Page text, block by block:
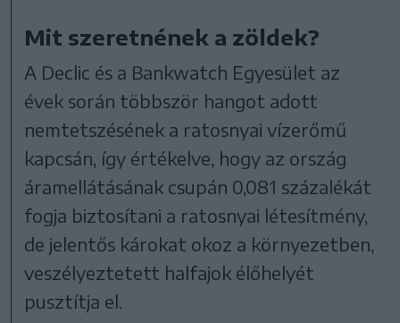
Mit szeretnének a zöldek?
A Declic és a Bankwatch Egyesület az
évek során többször hangot adott
nemtetszésének a ratosnyai vízerőmű
kapcsán, így értékelve, hogy az ország
áramellátásának csupán 0,081 százalékát
fogja biztosítani a ratosnyai létesítmény,
de jelentős károkat okoz a környezetben,
veszélyeztetett halfajok élőhelyét
pusztítja el.